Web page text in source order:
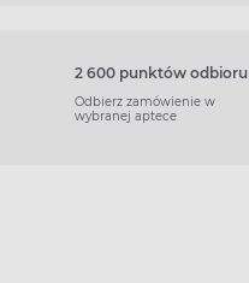
2 600 punktów odbioru
Odbierz zamówienie w
wybranej aptece